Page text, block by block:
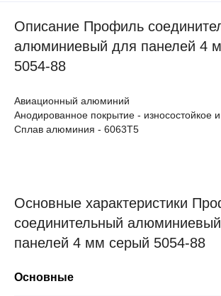
Описание Профиль
алюминиевый для панелей 4
5054-88
Авиационный алюминий
Анодированное покрытие - износостойкое и
Сплав алюминия - 6063Т5
Основные характеристики
соединительный
панелей 4 мм серый 5054-88
Основные